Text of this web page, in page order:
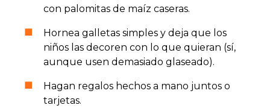
con palomitas de maíz caseras.
Hornea galletas simples y deja que los
niños las decoren con lo que quieran (sí,
aunque usen demasiado glaseado).
Hagan regalos hechos a mano juntos o
tarjetas.